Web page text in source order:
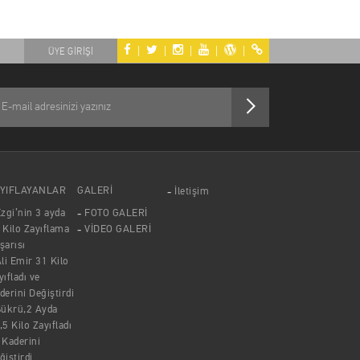
| | | | |
ÜYE GİRİŞİ
3 ayda
Kilo Zayıflama
Emir 31 Kilo
ve
Değiştirdi
Ayda
Kilo Zayıfladı
Kaderini
GALERİ
FOTO GALERİ
VİDEO GALERİ
İletişim